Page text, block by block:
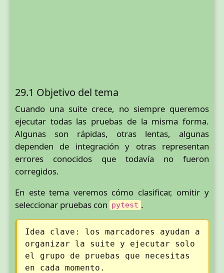
29.1 Objetivo del tema
Cuando una suite crece, no siempre queremos
ejecutar todas las pruebas de la misma forma.
Algunas son rápidas, otras lentas, algunas
dependen de integración y otras representan
errores conocidos que todavía no fueron
corregidos.
En este tema veremos cómo clasificar, omitir y
seleccionar pruebas con pytest .
Idea clave: los marcadores ayudan a
organizar la suite y ejecutar solo
el grupo de pruebas que necesitas
en cada momento.